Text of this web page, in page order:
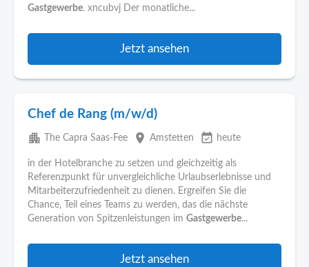
Gastgewerbe. xncubvj Der monatliche...
Jetzt ansehen
Chef de Rang (m/w/d)
apartment The Capra Saas-Fee place Amstetten event_available heute
in der Hotelbranche zu setzen und gleichzeitig als
Referenzpunkt für unvergleichliche Urlaubserlebnisse und
Mitarbeiterzufriedenheit zu dienen. Ergreifen Sie die
Chance, Teil eines Teams zu werden, das die nächste
Generation von Spitzenleistungen im Gastgewerbe...
Jetzt ansehen